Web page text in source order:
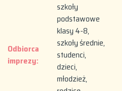
Odbiorca
imprezy:
szkoły
podstawowe
klasy 4-8,
szkoły średnie,
studenci,
dzieci,
młodzież,